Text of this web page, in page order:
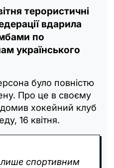
терористичні
вдарила
по
українського
було повністю
Про це в своєму
хокейний клуб
16 квітня.
спортивним